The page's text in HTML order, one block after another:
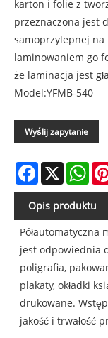
karton i folie z
przeznaczona jest
samoprzylepnej na
laminowaniem go
że ​​laminacja jest
Model:YFMB-540
Wyślij zapytanie
Facebook
X
Opis produktu
Półautomatyczna
jest odpowiednia
poligrafia,
plakaty, okładki
drukowane.
jakość i trwałość